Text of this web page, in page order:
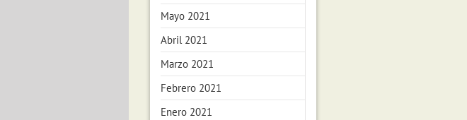
Mayo 2021
Abril 2021
Marzo 2021
Febrero 2021
Enero 2021